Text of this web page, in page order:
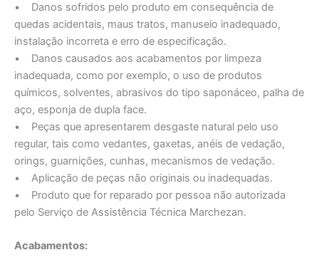
• Danos sofridos pelo produto em consequência de
quedas acidentais, maus tratos, manuseio inadequado,
instalação incorreta e erro de especificação.
• Danos causados aos acabamentos por limpeza
inadequada, como por exemplo, o uso de produtos
químicos, solventes, abrasivos do tipo saponáceo, palha de
aço, esponja de dupla face.
• Peças que apresentarem desgaste natural pelo uso
regular, tais como vedantes, gaxetas, anéis de vedação,
orings, guarnições, cunhas, mecanismos de vedação.
• Aplicação de peças não originais ou inadequadas.
• Produto que for reparado por pessoa não autorizada
pelo Serviço de Assistência Técnica Marchezan.
Acabamentos: